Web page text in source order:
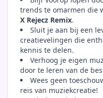
trends te omarmen die
X Rejecz Remix.
Sluit je aan bij een
creatievelingen die
kennis te delen.
Verhoog je eigen
door te leren van de
Wees geen
reis van muziekcreatie!